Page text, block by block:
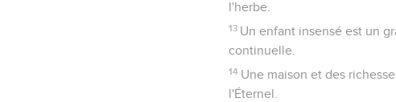
l'herbe.
13 Un enfant insensé est un
continuelle.
14 Une maison et des
l'Éternel.